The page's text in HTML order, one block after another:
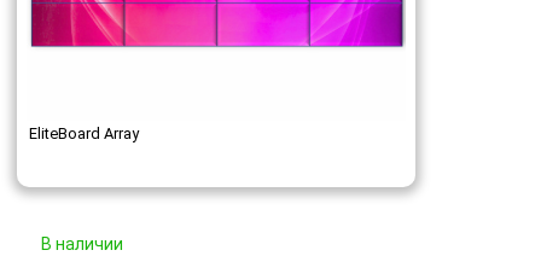
EliteBoard Array
В наличии